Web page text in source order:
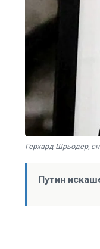
Герхард Шрьодер,
Путин